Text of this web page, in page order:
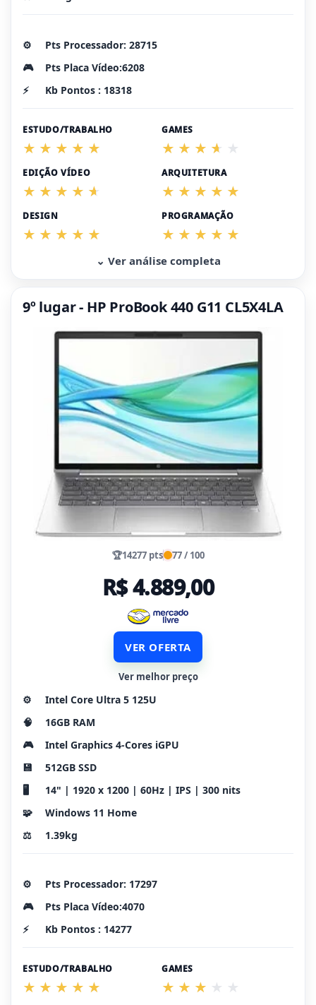
⚙️
Pts Processador: 28715
🎮
Pts Placa Vídeo:6208
⚡
Kb Pontos : 18318
ESTUDO/TRABALHO GAMES
EDIÇÃO VÍDEO ARQUITETURA
DESIGN PROGRAMAÇÃO
⌄ Ver análise completa
9º lugar - HP ProBook 440 G11 CL5X4LA
🏆14277 pts 77 / 100
R$ 4.889,00
VER OFERTA
Ver melhor preço
⚙️
Intel Core Ultra 5 125U
🧠
16GB RAM
🎮
Intel Graphics 4-Cores iGPU
💾
512GB SSD
🖥️
14" | 1920 x 1200 | 60Hz | IPS | 300 nits
🧩
Windows 11 Home
⚖️
1.39kg
⚙️
Pts Processador: 17297
🎮
Pts Placa Vídeo:4070
⚡
Kb Pontos : 14277
ESTUDO/TRABALHO GAMES